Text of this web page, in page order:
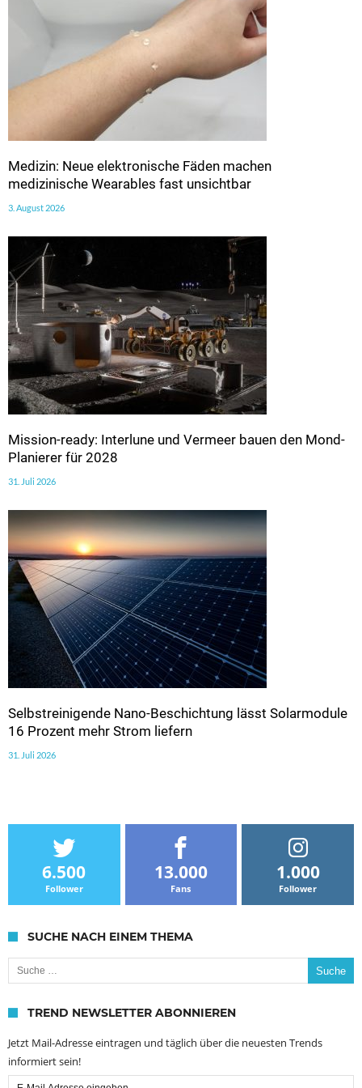
Medizin: Neue elektronische Fäden machen
medizinische Wearables fast unsichtbar
3. August 2026
Mission-ready: Interlune und Vermeer bauen den Mond-
Planierer für 2028
31. Juli 2026
Selbstreinigende Nano-Beschichtung lässt Solarmodule
16 Prozent mehr Strom liefern
31. Juli 2026
6.500
Follower
13.000
Fans
1.000
Follower
SUCHE NACH EINEM THEMA
Suche nach:
TREND NEWSLETTER ABONNIEREN
Jetzt Mail-Adresse eintragen und täglich über die neuesten Trends
informiert sein!
Email